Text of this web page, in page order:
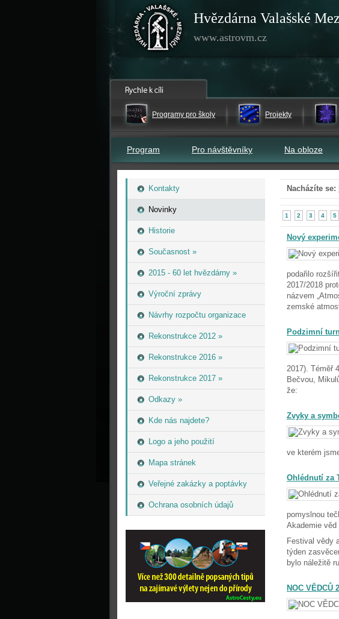
Hvězdárna Valašské
www.astrovm.cz
Programy pro školy Projekty
Program Pro návštěvníky Na obloze
Kontakty
Novinky
Historie
Současnost »
2015 - 60 let hvězdárny »
Výroční zprávy
Návrhy rozpočtu organizace
Rekonstrukce 2012 »
Rekonstrukce 2016 »
Rekonstrukce 2017 »
Odkazy »
Kde nás najdete?
Logo a jeho použití
Mapa stránek
Veřejné zakázky a poptávky
Ochrana osobních údajů
Nacházíte se:
1 2 3 4 5
Nový
podařilo
2017/2018
názvem
zemské
Podzimní
2017). Téměř
Bečvou,
že:
Zvyky a
ve kterém
Ohlédnutí za
pomyslnou
Akademie
Festival vědy
týden
bylo náležitě
NOC VĚDCŮ